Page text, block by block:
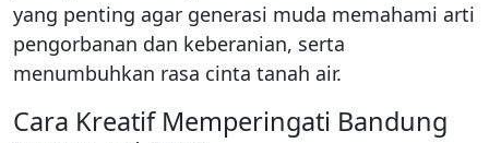
yang penting agar generasi muda memahami arti
pengorbanan dan keberanian, serta
menumbuhkan rasa cinta tanah air.
Cara Kreatif Memperingati Bandung